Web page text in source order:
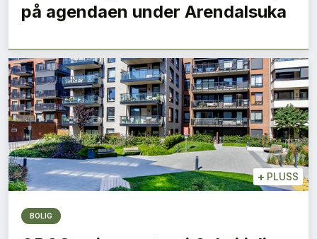
på agendaen under Arendalsuka
+ PLUSS
BOLIG